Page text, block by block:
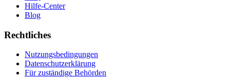
Hilfe-Center
Blog
Rechtliches
Nutzungsbedingungen
Datenschutzerklärung
Für zuständige Behörden